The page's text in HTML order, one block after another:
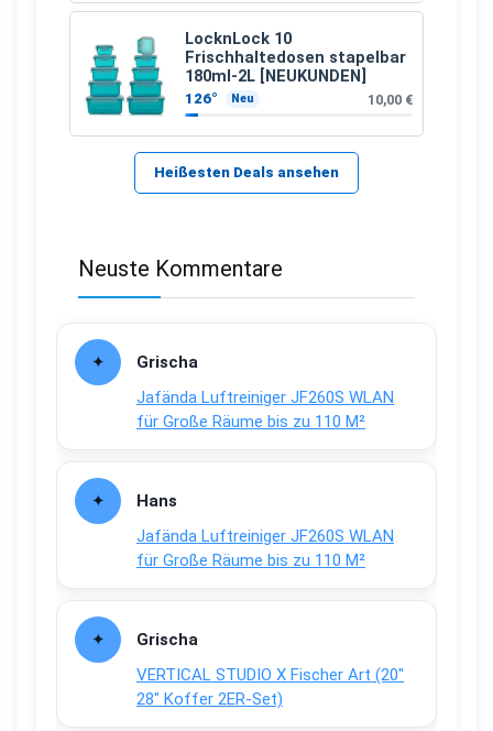
LocknLock 10
Frischhaltedosen stapelbar
180ml-2L [NEUKUNDEN]
126° Neu 10,00 €
Heißesten Deals ansehen
Neuste Kommentare
Grischa
Jafända Luftreiniger JF260S WLAN
für Große Räume bis zu 110 M²
Hans
Jafända Luftreiniger JF260S WLAN
für Große Räume bis zu 110 M²
Grischa
VERTICAL STUDIO X Fischer Art (20″
28″ Koffer 2ER-Set)